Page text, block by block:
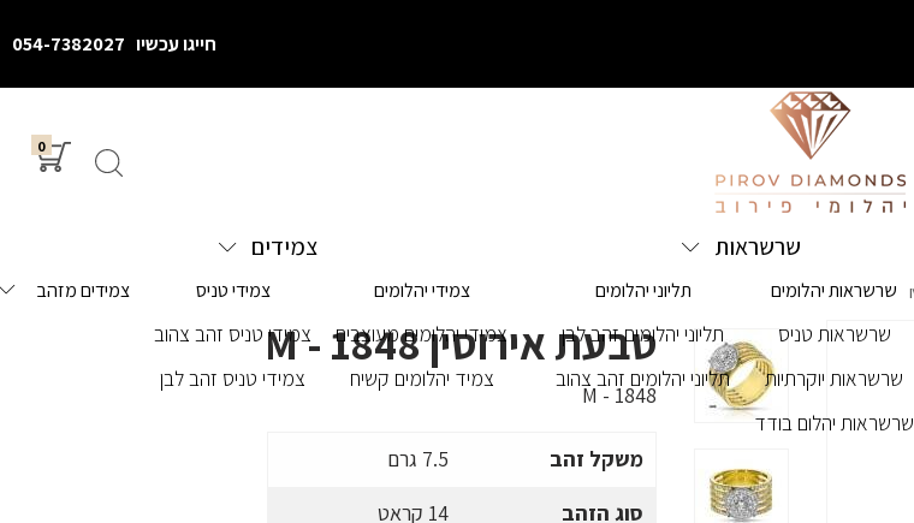
חייגו עכשיו 054-7382027
0
שרשראות
שרשראות יהלומים
שרשראות טניס
שרשראות יוקרתיות
שרשראות יהלום בודד
תליוני יהלומים
תליוני יהלומים זהב לבן
תליוני יהלומים זהב צהוב
צמידים
צמידי יהלומים
צמידי יהלומים מעוצבים
צמיד יהלומים קשיח
צמידי טניס
צמידי טניס זהב צהוב
צמידי טניס זהב לבן
צמידים מזהב
טבעת אירוסין M - 1848
M - 1848
משקל זהב
7.5 גרם
סוג הזהב
14 קראט